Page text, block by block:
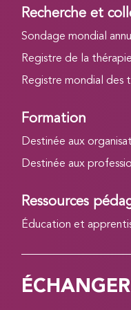
Recherche et
Sondage mondial
Registre de la
Registre mondial des
Formation
Destinée aux
Destinée aux
Ressources
Éducation et
ÉCHANGER